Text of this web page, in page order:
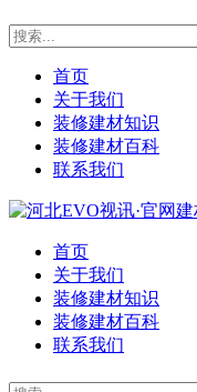
首页
关于我们
装修建材知识
装修建材百科
联系我们
首页
关于我们
装修建材知识
装修建材百科
联系我们